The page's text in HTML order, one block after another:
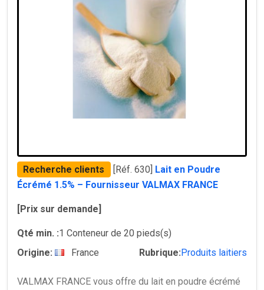
Recherche clients [Réf. 630] Lait en Poudre
Écrémé 1.5% – Fournisseur VALMAX FRANCE
[Prix sur demande]
Qté min. :1 Conteneur de 20 pieds(s)
Origine:
France Rubrique: Produits laitiers
VALMAX FRANCE vous offre du lait en poudre écrémé